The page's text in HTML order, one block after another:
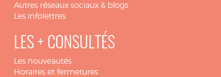
Autres réseaux sociaux & blogs
Les infolettres
LES + CONSULTÉS
Les nouveautés
Horaires et fermetures